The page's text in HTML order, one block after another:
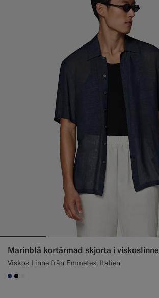
Marinblå kortärmad skjorta i viskoslinne
Viskos Linne från Emmetex, Italien
#1C3D7A
#000000